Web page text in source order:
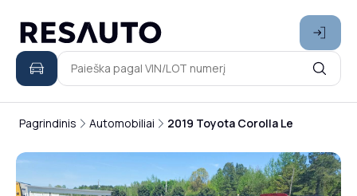
Pagrindinis Automobiliai 2019 Toyota Corolla Le